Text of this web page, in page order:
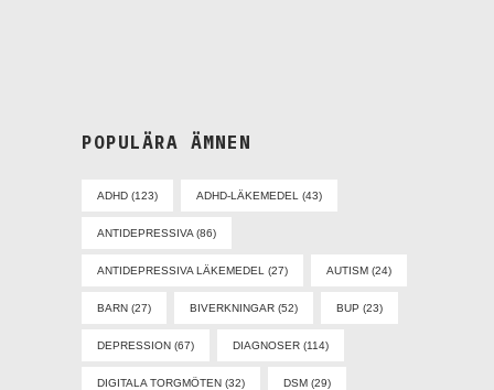
POPULÄRA ÄMNEN
ADHD (123) ADHD-LÄKEMEDEL (43)
ANTIDEPRESSIVA (86)
ANTIDEPRESSIVA LÄKEMEDEL (27) AUTISM (24)
BARN (27) BIVERKNINGAR (52) BUP (23)
DEPRESSION (67) DIAGNOSER (114)
DIGITALA TORGMÖTEN (32) DSM (29)